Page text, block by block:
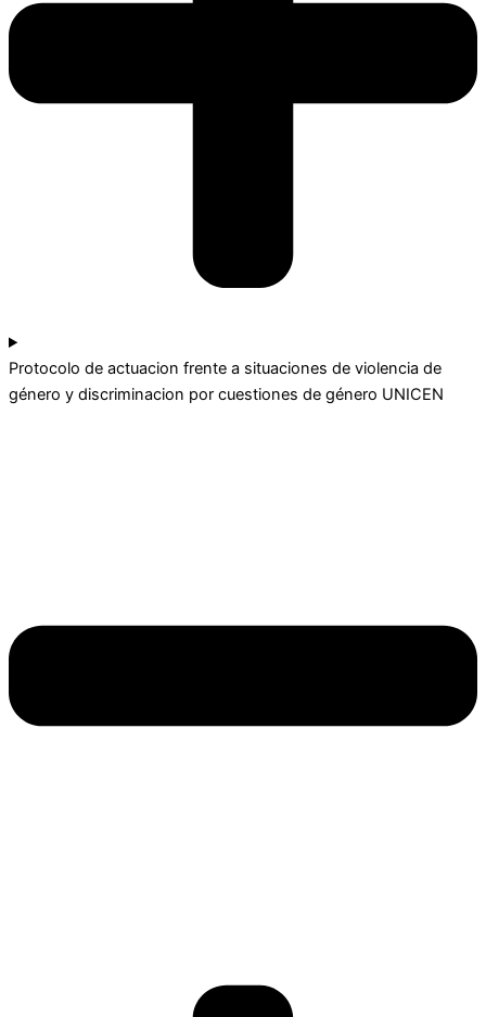
Protocolo de actuacion frente a situaciones de violencia de
género y discriminacion por cuestiones de género UNICEN